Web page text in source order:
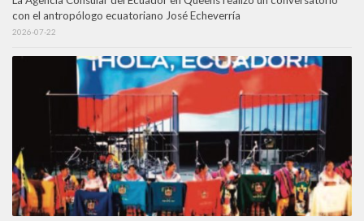
con el antropólogo ecuatoriano José Echeverría
2026-07-22